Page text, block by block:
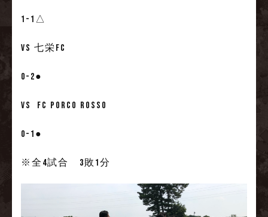
1-1△
VS 七栄FC
0-2●
VS FC Porco Rosso
0-1●
※全4試合 3敗1分